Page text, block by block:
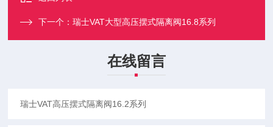
下一个：瑞士VAT大型高压摆式隔离阀16.8系列
在线留言